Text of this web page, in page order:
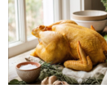
und] Technologie. Food
technologie alimentaire ,
https://
OPS. (2021).
La
la salud mundial.
Consultado el 14 de